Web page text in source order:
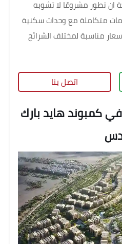
ان تطور مشروعًا لا تشوبه
متكاملة مع وحدات سكنية
مناسبة لمختلف الشرائح
اتصل بنا
كمبوند هايد بارك